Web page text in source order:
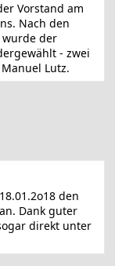
Vorstand am
Nach den
wurde der
- zwei
Lutz.
den
Dank guter
direkt unter